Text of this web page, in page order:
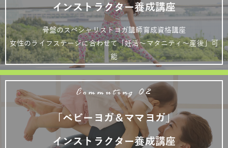
インストラクター養成講座
骨盤のスペシャリストヨガ講師育成資格講座
女性のライフステージに合わせて「妊活～マタニティ～産後」可
能
Commuting 02
「ベビーヨガ＆ママヨガ」
インストラクター養成講座